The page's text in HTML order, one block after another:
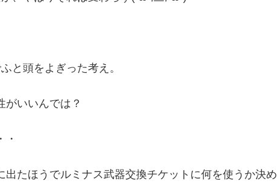
と頭をよぎった考え。
がいいんでは？
出たほうでルミナス武器交換チケットに何を使うか決め